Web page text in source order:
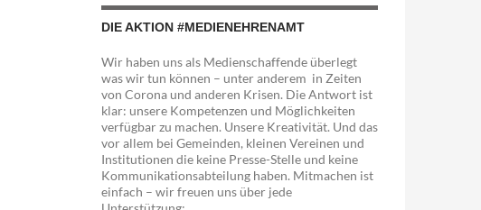
DIE AKTION #MEDIENEHRENAMT
Wir haben uns als Medienschaffende überlegt
was wir tun können – unter anderem in Zeiten
von Corona und anderen Krisen. Die Antwort ist
klar: unsere Kompetenzen und Möglichkeiten
verfügbar zu machen. Unsere Kreativität. Und das
vor allem bei Gemeinden, kleinen Vereinen und
Institutionen die keine Presse-Stelle und keine
Kommunikationsabteilung haben. Mitmachen ist
einfach – wir freuen uns über jede